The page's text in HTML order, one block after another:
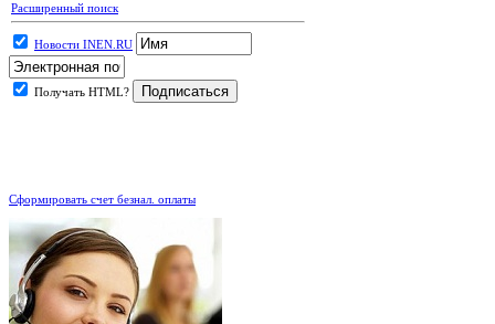
Расширенный поиск
Новости INEN.RU
Получать HTML?
Сформировать счет безнал. оплаты